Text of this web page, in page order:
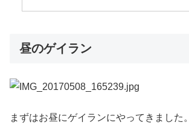
昼のゲイラン
まずはお昼にゲイランにやってきました。